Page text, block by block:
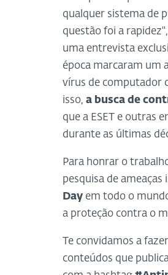
qualquer sistema de
questão foi a
uma entrevista
época marcaram um
vírus de computador
isso, a busca de
que a ESET e outras
durante as últimas
Para honrar o
pesquisa de
Day em todo o
a proteção contra o
Te convidamos a
conteúdos que